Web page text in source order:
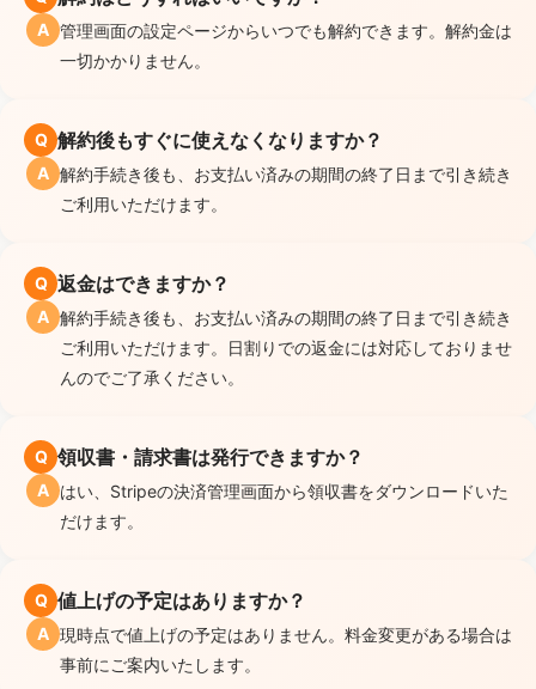
A 管理画面の設定ページからいつでも解約できます。解約金は
一切かかりません。
Q 解約後もすぐに使えなくなりますか？
A 解約手続き後も、お支払い済みの期間の終了日まで引き続き
ご利用いただけます。
Q 返金はできますか？
A 解約手続き後も、お支払い済みの期間の終了日まで引き続き
ご利用いただけます。日割りでの返金には対応しておりませ
んのでご了承ください。
Q 領収書・請求書は発行できますか？
A はい、Stripeの決済管理画面から領収書をダウンロードいた
だけます。
Q 値上げの予定はありますか？
A 現時点で値上げの予定はありません。料金変更がある場合は
事前にご案内いたします。